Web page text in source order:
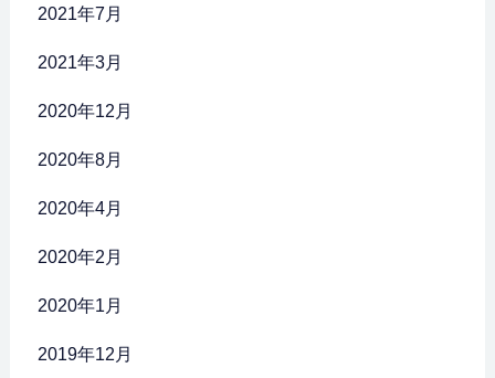
2021年7月
2021年3月
2020年12月
2020年8月
2020年4月
2020年2月
2020年1月
2019年12月